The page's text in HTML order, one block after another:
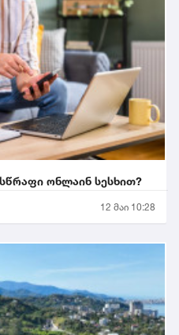
ონლაინ სესხით?
12 მაი 10:28